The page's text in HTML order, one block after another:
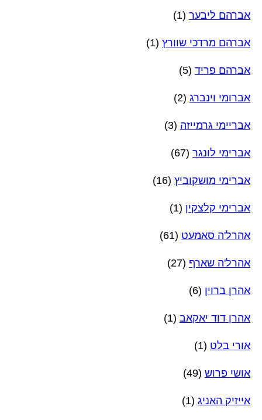
אברהם ליבער (1)
אברהם מרדכי שוורץ (1)
אברהם פריד (5)
אברומי וינברג (2)
אבריימי גרמייזה (3)
אברימי לונגר (67)
אברימי מושקוביץ (16)
אברימי קלצקין (1)
אהרל'ה סאמעט (61)
אהרל'ה שארף (27)
אהרן ברוין (6)
אהרן דוד יאקאב (1)
אורי בלט (1)
אושי פרוש (49)
אייזיק האניג (1)